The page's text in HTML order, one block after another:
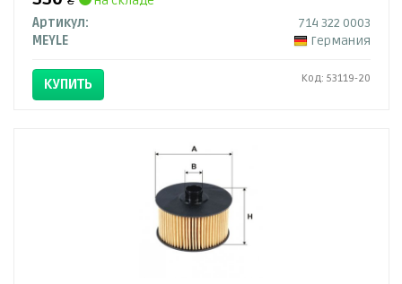
Артикул:
714 322 0003
MEYLE
Германия
КУПИТЬ Код: 53119-20